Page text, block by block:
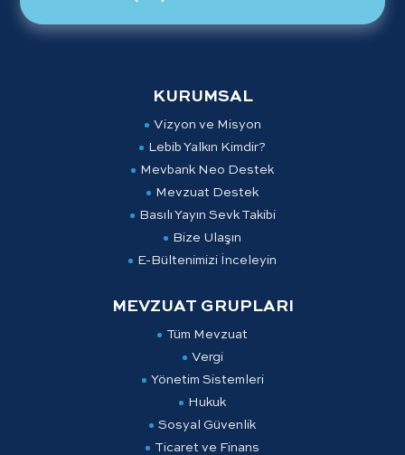
KURUMSAL
Vizyon ve Misyon
Lebib Yalkın Kimdir?
Mevbank Neo Destek
Mevzuat Destek
Basılı Yayın Sevk Takibi
Bize Ulaşın
E-Bültenimizi İnceleyin
MEVZUAT GRUPLARI
Tüm Mevzuat
Vergi
Yönetim Sistemleri
Hukuk
Sosyal Güvenlik
Ticaret ve Finans